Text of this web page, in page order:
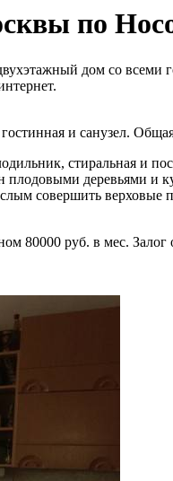
по
дом со всеми
и санузел.
стиральная и
плодовыми деревьями и
совершить верховые
80000 руб. в мес. Залог